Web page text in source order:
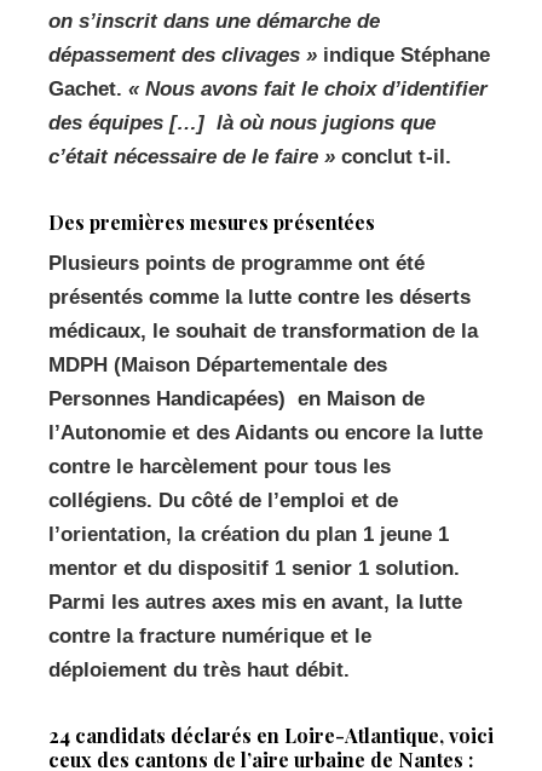
on s’inscrit dans une démarche de
dépassement des clivages » indique Stéphane
Gachet. « Nous avons fait le choix d’identifier
des équipes […] là où nous jugions que
c’était nécessaire de le faire » conclut t-il.
Des premières mesures présentées
Plusieurs points de programme ont été
présentés comme la lutte contre les déserts
médicaux, le souhait de transformation de la
MDPH (Maison Départementale des
Personnes Handicapées) en Maison de
l’Autonomie et des Aidants ou encore la lutte
contre le harcèlement pour tous les
collégiens. Du côté de l’emploi et de
l’orientation, la création du plan 1 jeune 1
mentor et du dispositif 1 senior 1 solution.
Parmi les autres axes mis en avant, la lutte
contre la fracture numérique et le
déploiement du très haut débit.
24 candidats déclarés en Loire-Atlantique, voici
ceux des cantons de l’aire urbaine de Nantes :